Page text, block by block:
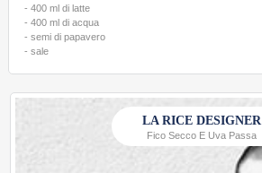
- 400 ml di latte
- 400 ml di acqua
- semi di papavero
- sale
LA RICE DESIGNER
Fico Secco E Uva Passa